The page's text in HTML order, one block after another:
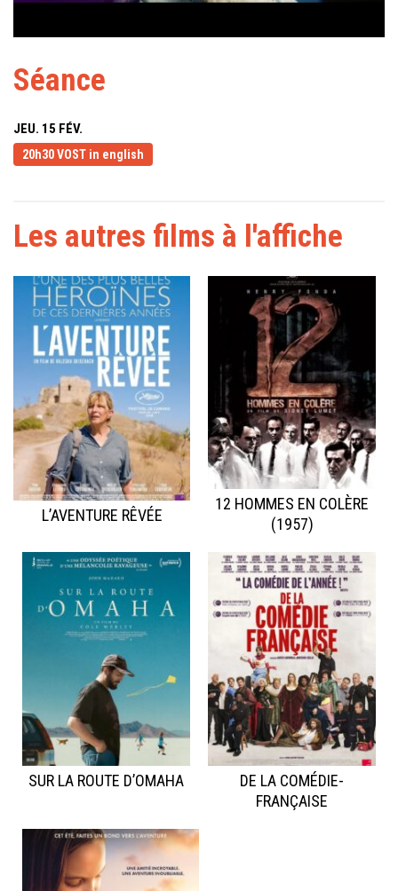
Séance
JEU. 15 FÉV.
20h30 VOST in english
Les autres films à l'affiche
L’AVENTURE RÊVÉE
12 HOMMES EN COLÈRE
(1957)
SUR LA ROUTE D’OMAHA
DE LA COMÉDIE-
FRANÇAISE